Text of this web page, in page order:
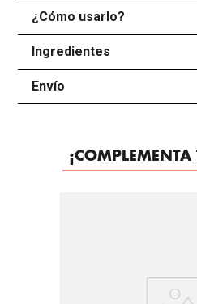
¿Cómo usarlo?
Ingredientes
Envío